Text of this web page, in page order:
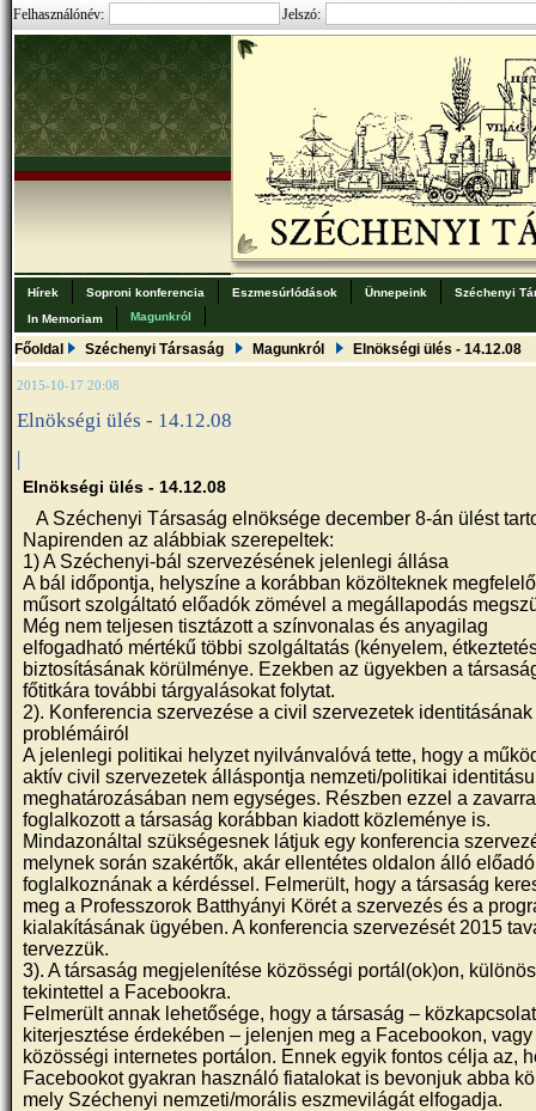
Felhasználónév: Jelszó:
Hírek Soproni konferencia Eszmesúrlódások Ünnepeink
Széchenyi
In Memoriam
Magunkról
Főoldal Széchenyi Társaság Magunkról Elnökségi ülés - 14.12.08
2015-10-17 20:08
Elnökségi ülés - 14.12.08
|
Elnökségi ülés - 14.12.08
A Széchenyi Társaság elnöksége december 8-án ülést
Napirenden az alábbiak szerepeltek:
1) A Széchenyi-bál szervezésének jelenlegi állása
A bál időpontja, helyszíne a korábban közölteknek
műsort szolgáltató előadók zömével a megállapodás
Még nem teljesen tisztázott a színvonalas és anyagilag
elfogadható mértékű többi szolgáltatás (kényelem,
biztosításának körülménye. Ezekben az ügyekben a
főtitkára további tárgyalásokat folytat.
2). Konferencia szervezése a civil szervezetek identitásának
problémáiról
A jelenlegi politikai helyzet nyilvánvalóvá tette, hogy a
aktív civil szervezetek álláspontja nemzeti/politikai
meghatározásában nem egységes. Részben ezzel a
foglalkozott a társaság korábban kiadott közleménye is.
Mindazonáltal szükségesnek látjuk egy konferencia
melynek során szakértők, akár ellentétes oldalon álló
foglalkoznának a kérdéssel. Felmerült, hogy a társaság
meg a Professzorok Batthyányi Körét a szervezés és a
kialakításának ügyében. A konferencia szervezését 2015
tervezzük.
3). A társaság megjelenítése közösségi portál(ok)on, különös
tekintettel a Facebookra.
Felmerült annak lehetősége, hogy a társaság –
kiterjesztése érdekében – jelenjen meg a Facebookon,
közösségi internetes portálon. Ennek egyik fontos célja az,
Facebookot gyakran használó fiatalokat is bevonjuk abba
mely Széchenyi nemzeti/morális eszmevilágát elfogadja.